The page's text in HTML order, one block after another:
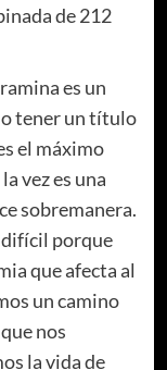
de 212
es un
tener un título
el máximo
vez es una
sobremanera.
difícil porque
que afecta al
un camino
nos
la vida de